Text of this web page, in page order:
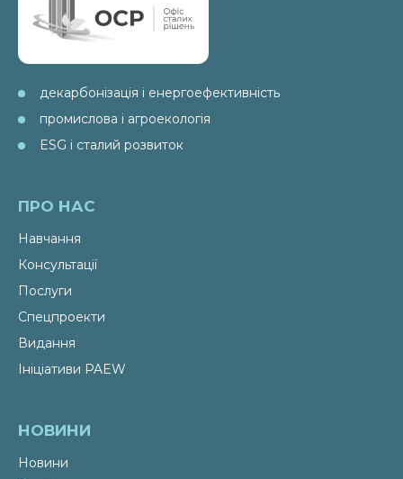
декарбонізація і енергоефективність
промислова і агроекологія
ESG і сталий розвиток
ПРО НАС
Навчання
Консультації
Послуги
Спецпроекти
Видання
Ініціативи PAEW
НОВИНИ
Новини